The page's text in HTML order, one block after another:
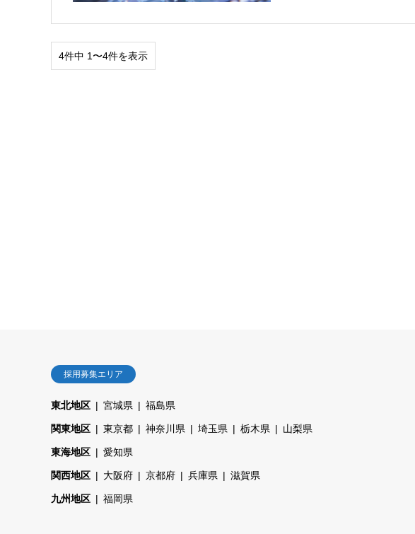
4件中 1〜4件を表示
採用募集エリア
東北地区 宮城県 福島県
関東地区 東京都 神奈川県 埼玉県 栃木県 山梨県
東海地区 愛知県
関西地区 大阪府 京都府 兵庫県 滋賀県
九州地区 福岡県